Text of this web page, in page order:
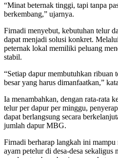
“Minat beternak tinggi, tapi tanpa
berkembang,” ujarnya.
Firnadi menyebut, kebutuhan telur
dapat menjadi solusi konkret.
peternak lokal memiliki peluang
stabil.
“Setiap dapur membutuhkan ribuan
besar yang harus dimanfaatkan,”
Ia menambahkan, dengan rata-rata
telur per dapur per minggu,
dapat berlangsung secara
jumlah dapur MBG.
Firnadi berharap langkah ini
ayam petelur di desa-desa sekaligus